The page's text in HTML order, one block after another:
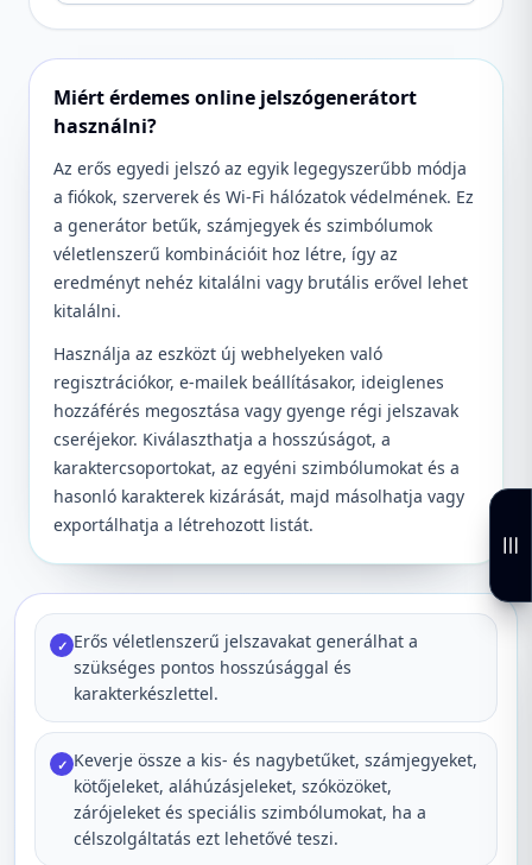
Miért érdemes online jelszógenerátort
használni?
Az erős egyedi jelszó az egyik legegyszerűbb módja
a fiókok, szerverek és Wi-Fi hálózatok védelmének. Ez
a generátor betűk, számjegyek és szimbólumok
véletlenszerű kombinációit hoz létre, így az
eredményt nehéz kitalálni vagy brutális erővel lehet
kitalálni.
Használja az eszközt új webhelyeken való
regisztrációkor, e-mailek beállításakor, ideiglenes
hozzáférés megosztása vagy gyenge régi jelszavak
cseréjekor. Kiválaszthatja a hosszúságot, a
karaktercsoportokat, az egyéni szimbólumokat és a
hasonló karakterek kizárását, majd másolhatja vagy
exportálhatja a létrehozott listát.
✓ Erős véletlenszerű jelszavakat generálhat a
szükséges pontos hosszúsággal és
karakterkészlettel.
✓ Keverje össze a kis- és nagybetűket, számjegyeket,
kötőjeleket, aláhúzásjeleket, szóközöket,
zárójeleket és speciális szimbólumokat, ha a
célszolgáltatás ezt lehetővé teszi.